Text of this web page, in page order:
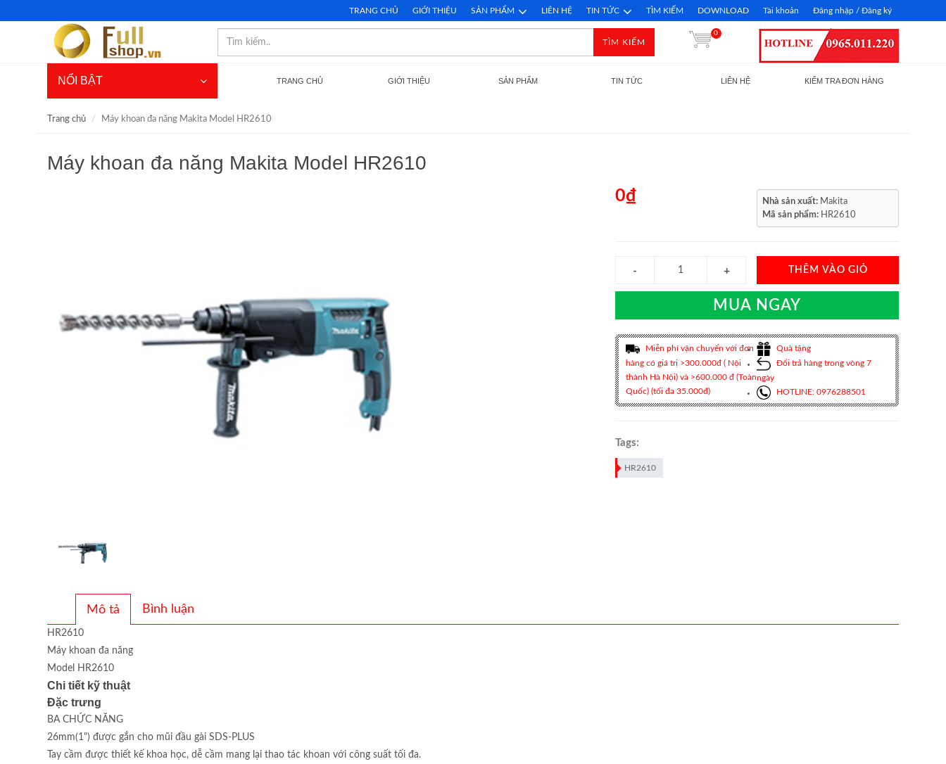
TRANG CHỦ GIỚI THIỆU SẢN PHẨM LIÊN HỆ TIN TỨC TÌM KIẾM DOWNLOAD Tài khoản Đăng nhập / Đăng ký
TÌM KIẾM
0
NỔI BẬT TRANG CHỦ GIỚI THIỆU SẢN PHẨM TIN TỨC LIÊN HỆ KIỂM TRA ĐƠN HÀNG
Trang chủ Máy khoan đa năng Makita Model HR2610
Máy khoan đa năng Makita Model HR2610
0₫ Nhà sản xuất: Makita
Mã sản phẩm: HR2610
THÊM VÀO GIỎ
MUA NGAY
Miễn phí vận chuyển với đơn
hàng có giá trị >300.000đ ( Nội
thành Hà Nội) và >600.000 đ (Toàn
Quốc) (tối đa 35.000đ)
Quà tặng
Đổi trả hàng trong vòng 7
ngày
HOTLINE: 0976288501
Tags:
HR2610
Mô tả Bình luận
HR2610
Máy khoan đa năng
Model HR2610
Chi tiết kỹ thuật
Đặc trưng
BA CHỨC NĂNG
26mm(1") được gắn cho mũi đầu gài SDS-PLUS
Tay cầm được thiết kế khoa học, dễ cầm mang lại thao tác khoan với công suất tối đa.